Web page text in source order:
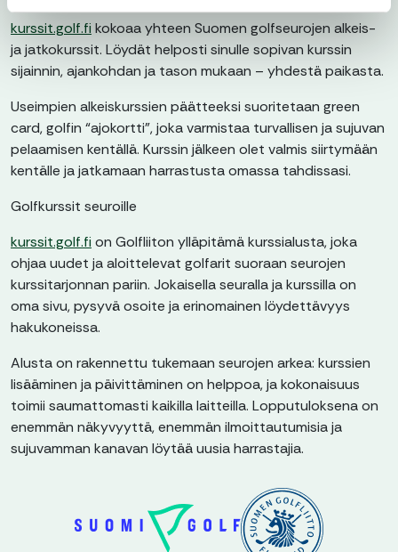
kurssit.golf.fi kokoaa yhteen Suomen golfseurojen alkeis-
ja jatkokurssit. Löydät helposti sinulle sopivan kurssin
sijainnin, ajankohdan ja tason mukaan – yhdestä paikasta.
Useimpien alkeiskurssien päätteeksi suoritetaan green
card, golfin “ajokortti”, joka varmistaa turvallisen ja sujuvan
pelaamisen kentällä. Kurssin jälkeen olet valmis siirtymään
kentälle ja jatkamaan harrastusta omassa tahdissasi.
Golfkurssit seuroille
kurssit.golf.fi on Golfliiton ylläpitämä kurssialusta, joka
ohjaa uudet ja aloittelevat golfarit suoraan seurojen
kurssitarjonnan pariin. Jokaisella seuralla ja kurssilla on
oma sivu, pysyvä osoite ja erinomainen löydettävyys
hakukoneissa.
Alusta on rakennettu tukemaan seurojen arkea: kurssien
lisääminen ja päivittäminen on helppoa, ja kokonaisuus
toimii saumattomasti kaikilla laitteilla. Lopputuloksena on
enemmän näkyvyyttä, enemmän ilmoittautumisia ja
sujuvamman kanavan löytää uusia harrastajia.